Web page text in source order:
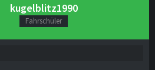
kugelblitz1990
Fahrschüler